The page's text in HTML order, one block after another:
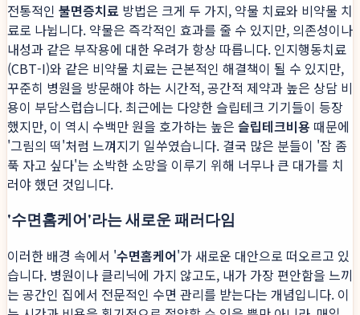
전통적인 불면증치료 방법은 크게 두 가지, 약물 치료와 비약물 치
료로 나뉩니다. 약물은 즉각적인 효과를 줄 수 있지만, 의존성이나
내성과 같은 부작용에 대한 우려가 항상 따릅니다. 인지행동치료
(CBT-I)와 같은 비약물 치료는 근본적인 해결책이 될 수 있지만,
꾸준히 병원을 방문해야 하는 시간적, 공간적 제약과 높은 상담 비
용이 부담스럽습니다. 최근에는 다양한 슬립테크 기기들이 등장
했지만, 이 역시 수백만 원을 호가하는 높은 슬립테크비용 때문에
'그림의 떡'처럼 느껴지기 일쑤였습니다. 결국 많은 분들이 '잠 좀
푹 자고 싶다'는 소박한 소망을 이루기 위해 너무나 큰 대가를 치
러야 했던 것입니다.
'수면홈케어'라는 새로운 패러다임
이러한 배경 속에서 '수면홈케어'가 새로운 대안으로 떠오르고 있
습니다. 병원이나 클리닉에 가지 않고도, 내가 가장 편안함을 느끼
는 공간인 집에서 전문적인 수면 관리를 받는다는 개념입니다. 이